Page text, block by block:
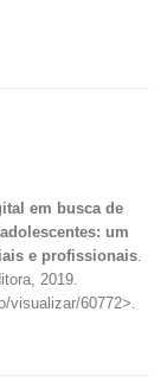
em busca de
um
e profissionais.
2019.
visualizar/60772>.